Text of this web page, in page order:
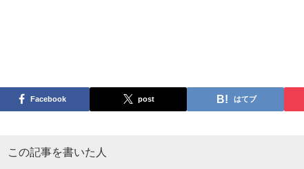
Facebook post はてブ
この記事を書いた人